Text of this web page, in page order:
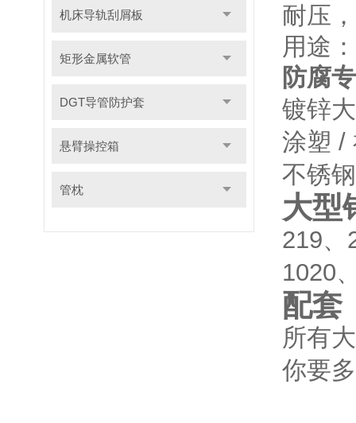
机床导轨刮屑板
矩形金属软管
DGT导管防护套
悬臂操控箱
管枕
耐压
用途
防腐
镀锌
涂塑 /
不锈
大型
219、
1020
配套
所有
你要